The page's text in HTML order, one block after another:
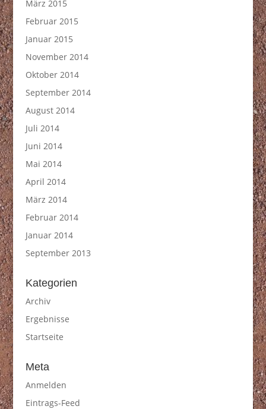
März 2015
Februar 2015
Januar 2015
November 2014
Oktober 2014
September 2014
August 2014
Juli 2014
Juni 2014
Mai 2014
April 2014
März 2014
Februar 2014
Januar 2014
September 2013
Kategorien
Archiv
Ergebnisse
Startseite
Meta
Anmelden
Eintrags-Feed